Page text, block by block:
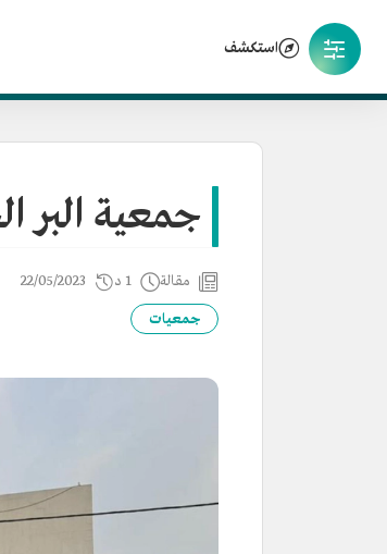
استكشف
جمعية البر
مقالة 1 د 22/05/2023
جمعيات